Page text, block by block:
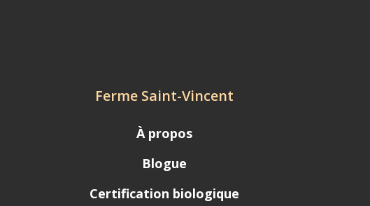
Ferme Saint-Vincent
À propos
Blogue
Certification biologique